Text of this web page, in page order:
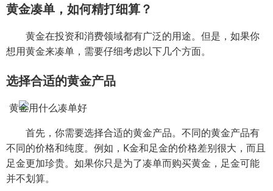
黄金凑单，如何精打细算？
黄金在投资和消费领域都有广泛的用途。但是，如果你
想用黄金来凑单，需要仔细考虑以下几个方面。
选择合适的黄金产品
首先，你需要选择合适的黄金产品。不同的黄金产品有
不同的价格和纯度。例如，K金和足金的价格差别很大，而且
足金更加珍贵。如果你只是为了凑单而购买黄金，足金可能
并不划算。